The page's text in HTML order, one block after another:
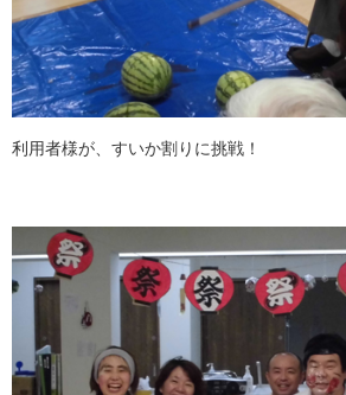
利用者様が、すいか割りに挑戦！